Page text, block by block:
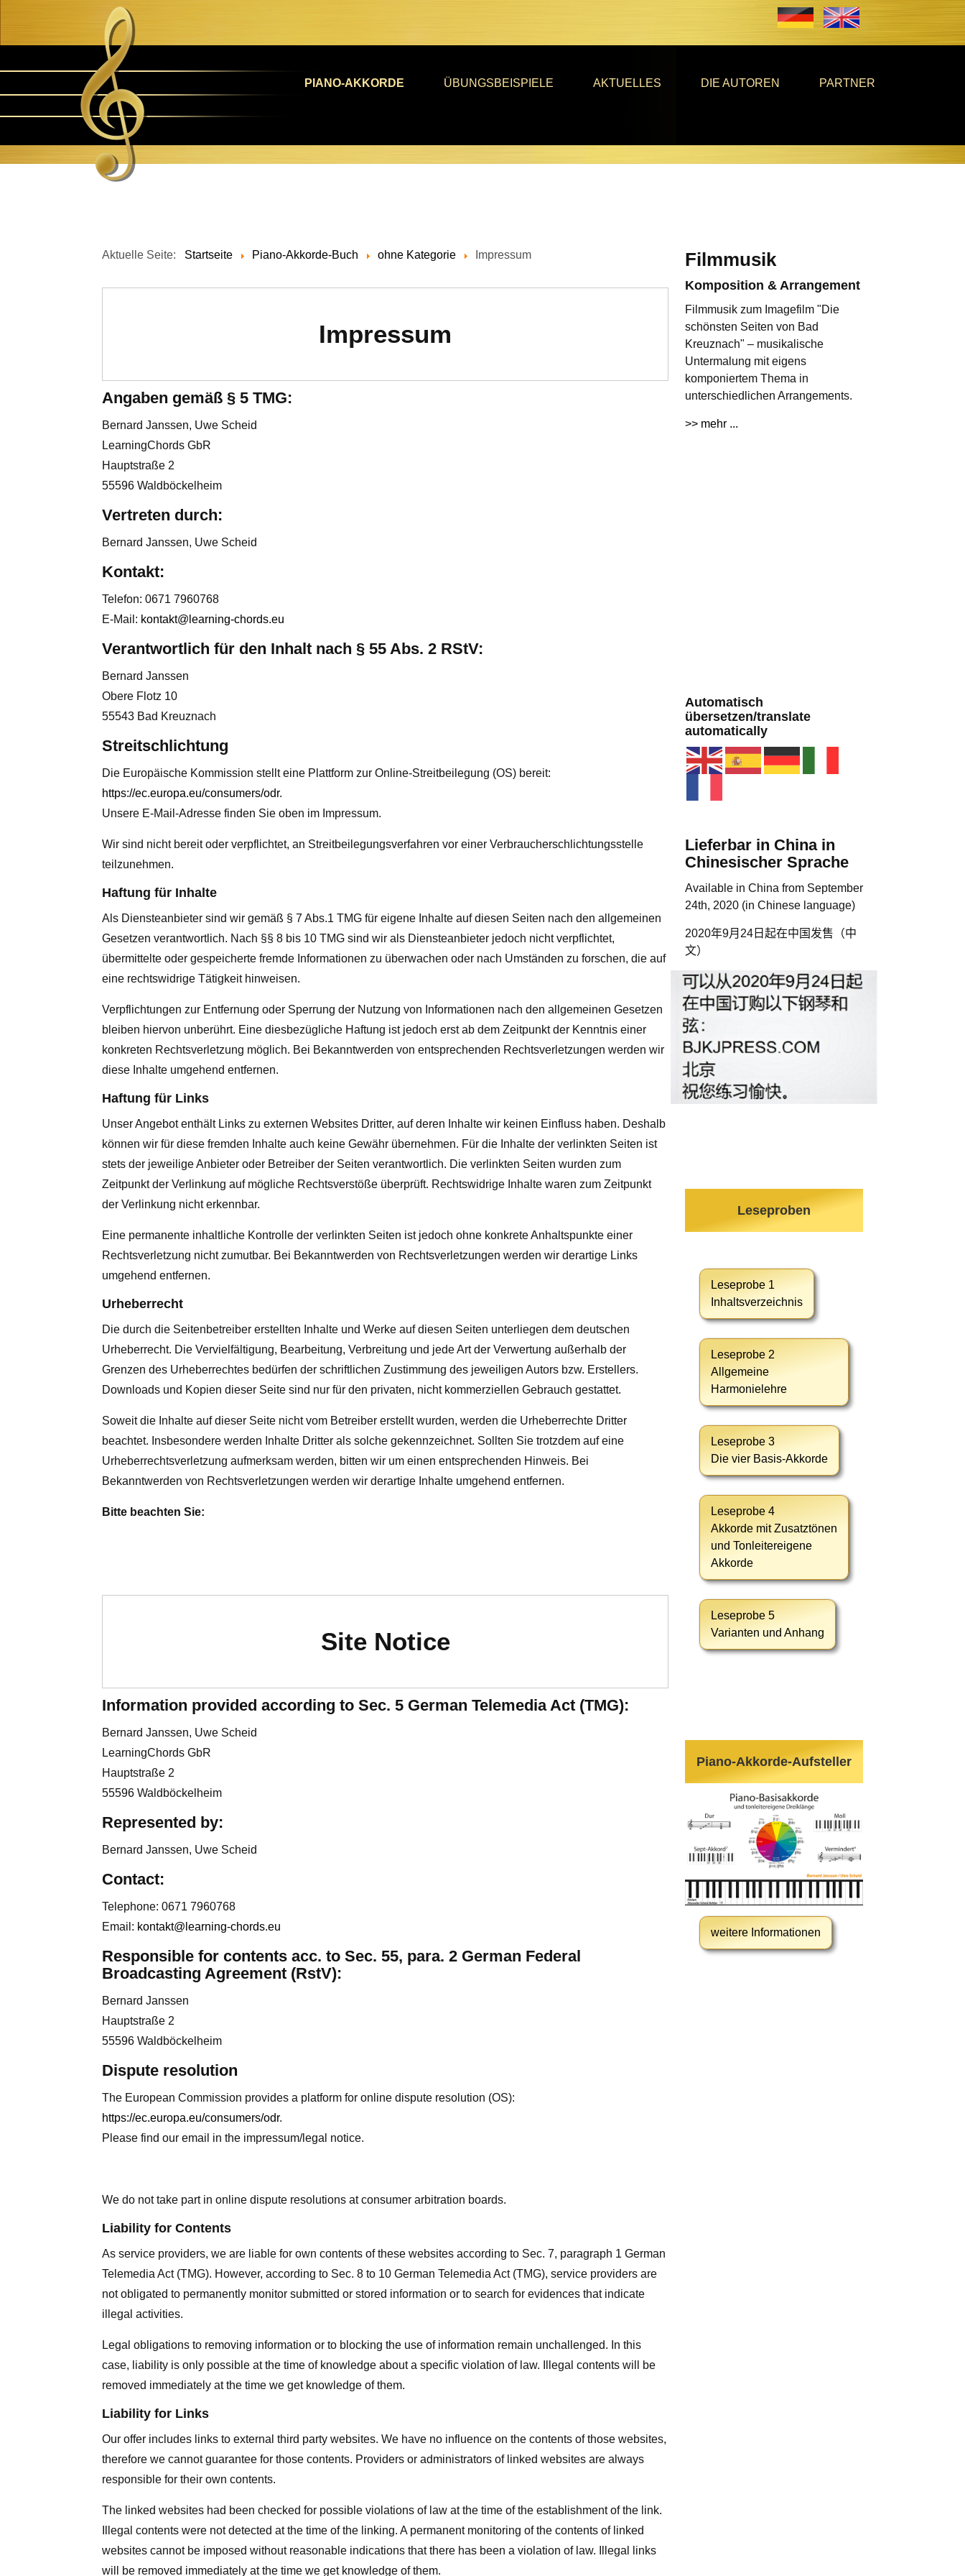
PIANO-AKKORDE ÜBUNGSBEISPIELE AKTUELLES DIE AUTOREN PARTNER
Aktuelle Seite: Startseite Piano-Akkorde-Buch ohne Kategorie Impressum
Impressum
Angaben gemäß § 5 TMG:
Bernard Janssen, Uwe Scheid
LearningChords GbR
Hauptstraße 2
55596 Waldböckelheim
Vertreten durch:
Bernard Janssen, Uwe Scheid
Kontakt:
Telefon: 0671 7960768
E-Mail: kontakt@learning-chords.eu
Verantwortlich für den Inhalt nach § 55 Abs. 2 RStV:
Bernard Janssen
Obere Flotz 10
55543 Bad Kreuznach
Streitschlichtung
Die Europäische Kommission stellt eine Plattform zur Online-Streitbeilegung (OS) bereit:
https://ec.europa.eu/consumers/odr.
Unsere E-Mail-Adresse finden Sie oben im Impressum.
Wir sind nicht bereit oder verpflichtet, an Streitbeilegungsverfahren vor einer Verbraucherschlichtungsstelle
teilzunehmen.
Haftung für Inhalte
Als Diensteanbieter sind wir gemäß § 7 Abs.1 TMG für eigene Inhalte auf diesen Seiten nach den allgemeinen
Gesetzen verantwortlich. Nach §§ 8 bis 10 TMG sind wir als Diensteanbieter jedoch nicht verpflichtet,
übermittelte oder gespeicherte fremde Informationen zu überwachen oder nach Umständen zu forschen, die auf
eine rechtswidrige Tätigkeit hinweisen.
Verpflichtungen zur Entfernung oder Sperrung der Nutzung von Informationen nach den allgemeinen Gesetzen
bleiben hiervon unberührt. Eine diesbezügliche Haftung ist jedoch erst ab dem Zeitpunkt der Kenntnis einer
konkreten Rechtsverletzung möglich. Bei Bekanntwerden von entsprechenden Rechtsverletzungen werden wir
diese Inhalte umgehend entfernen.
Haftung für Links
Unser Angebot enthält Links zu externen Websites Dritter, auf deren Inhalte wir keinen Einfluss haben. Deshalb
können wir für diese fremden Inhalte auch keine Gewähr übernehmen. Für die Inhalte der verlinkten Seiten ist
stets der jeweilige Anbieter oder Betreiber der Seiten verantwortlich. Die verlinkten Seiten wurden zum
Zeitpunkt der Verlinkung auf mögliche Rechtsverstöße überprüft. Rechtswidrige Inhalte waren zum Zeitpunkt
der Verlinkung nicht erkennbar.
Eine permanente inhaltliche Kontrolle der verlinkten Seiten ist jedoch ohne konkrete Anhaltspunkte einer
Rechtsverletzung nicht zumutbar. Bei Bekanntwerden von Rechtsverletzungen werden wir derartige Links
umgehend entfernen.
Urheberrecht
Die durch die Seitenbetreiber erstellten Inhalte und Werke auf diesen Seiten unterliegen dem deutschen
Urheberrecht. Die Vervielfältigung, Bearbeitung, Verbreitung und jede Art der Verwertung außerhalb der
Grenzen des Urheberrechtes bedürfen der schriftlichen Zustimmung des jeweiligen Autors bzw. Erstellers.
Downloads und Kopien dieser Seite sind nur für den privaten, nicht kommerziellen Gebrauch gestattet.
Soweit die Inhalte auf dieser Seite nicht vom Betreiber erstellt wurden, werden die Urheberrechte Dritter
beachtet. Insbesondere werden Inhalte Dritter als solche gekennzeichnet. Sollten Sie trotzdem auf eine
Urheberrechtsverletzung aufmerksam werden, bitten wir um einen entsprechenden Hinweis. Bei
Bekanntwerden von Rechtsverletzungen werden wir derartige Inhalte umgehend entfernen.
Bitte beachten Sie:
Site Notice
Information provided according to Sec. 5 German Telemedia Act (TMG):
Bernard Janssen, Uwe Scheid
LearningChords GbR
Hauptstraße 2
55596 Waldböckelheim
Represented by:
Bernard Janssen, Uwe Scheid
Contact:
Telephone: 0671 7960768
Email: kontakt@learning-chords.eu
Responsible for contents acc. to Sec. 55, para. 2 German Federal
Broadcasting Agreement (RstV):
Bernard Janssen
Hauptstraße 2
55596 Waldböckelheim
Dispute resolution
The European Commission provides a platform for online dispute resolution (OS):
https://ec.europa.eu/consumers/odr.
Please find our email in the impressum/legal notice.
We do not take part in online dispute resolutions at consumer arbitration boards.
Liability for Contents
As service providers, we are liable for own contents of these websites according to Sec. 7, paragraph 1 German
Telemedia Act (TMG). However, according to Sec. 8 to 10 German Telemedia Act (TMG), service providers are
not obligated to permanently monitor submitted or stored information or to search for evidences that indicate
illegal activities.
Legal obligations to removing information or to blocking the use of information remain unchallenged. In this
case, liability is only possible at the time of knowledge about a specific violation of law. Illegal contents will be
removed immediately at the time we get knowledge of them.
Liability for Links
Our offer includes links to external third party websites. We have no influence on the contents of those websites,
therefore we cannot guarantee for those contents. Providers or administrators of linked websites are always
responsible for their own contents.
The linked websites had been checked for possible violations of law at the time of the establishment of the link.
Illegal contents were not detected at the time of the linking. A permanent monitoring of the contents of linked
websites cannot be imposed without reasonable indications that there has been a violation of law. Illegal links
will be removed immediately at the time we get knowledge of them.
Filmmusik
Komposition & Arrangement
Filmmusik zum Imagefilm "Die
schönsten Seiten von Bad
Kreuznach" – musikalische
Untermalung mit eigens
komponiertem Thema in
unterschiedlichen Arrangements.
>> mehr ...
Automatisch
übersetzen/translate
automatically
Lieferbar in China in
Chinesischer Sprache
Available in China from September
24th, 2020 (in Chinese language)
2020年9月24日起在中国发售（中
文）
Leseproben
Leseprobe 1
Inhaltsverzeichnis
Leseprobe 2
Allgemeine
Harmonielehre
Leseprobe 3
Die vier Basis-Akkorde
Leseprobe 4
Akkorde mit Zusatztönen
und Tonleitereigene
Akkorde
Leseprobe 5
Varianten und Anhang
Piano-Akkorde-Aufsteller
weitere Informationen